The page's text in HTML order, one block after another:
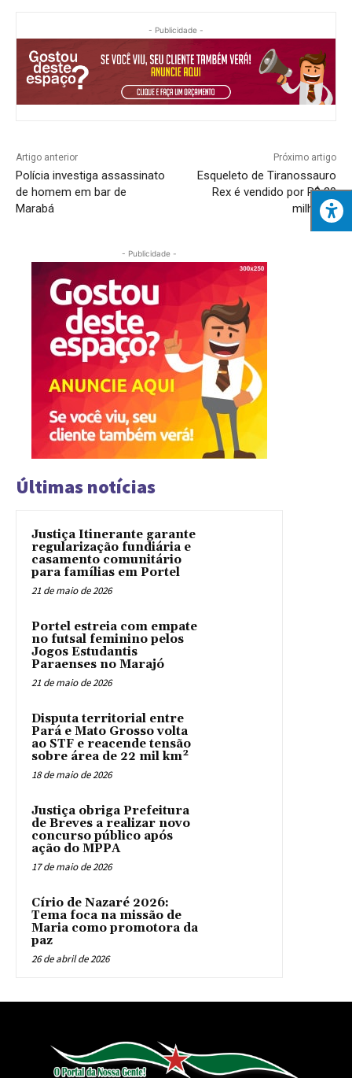
- Publicidade -
Artigo anterior
Polícia investiga assassinato
de homem em bar de
Marabá
Próximo artigo
Esqueleto de Tiranossauro
Rex é vendido por R$ 30
milhões
- Publicidade -
Últimas notícias
Justiça Itinerante garante
regularização fundiária e
casamento comunitário
para famílias em Portel
21 de maio de 2026
Portel estreia com empate
no futsal feminino pelos
Jogos Estudantis
Paraenses no Marajó
21 de maio de 2026
Disputa territorial entre
Pará e Mato Grosso volta
ao STF e reacende tensão
sobre área de 22 mil km²
18 de maio de 2026
Justiça obriga Prefeitura
de Breves a realizar novo
concurso público após
ação do MPPA
17 de maio de 2026
Círio de Nazaré 2026:
Tema foca na missão de
Maria como promotora da
paz
26 de abril de 2026